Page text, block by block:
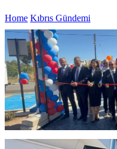
Home Kıbrıs Gündemi